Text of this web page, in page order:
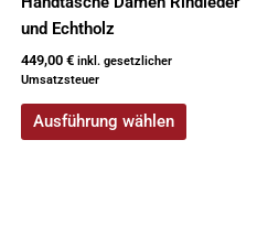
und Echtholz
449,00 € inkl. gesetzlicher
Umsatzsteuer
Ausführung wählen